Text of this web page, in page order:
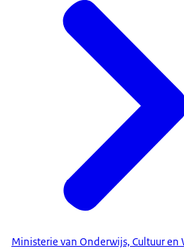
Ministerie van Onderwijs, Cultuur en